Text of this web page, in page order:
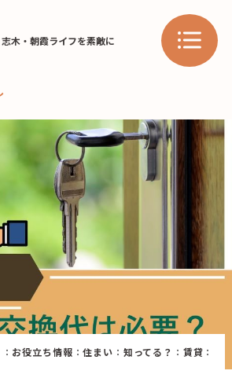
志木・朝霞ライフを素敵に
め
ト 学び・教育
HAREL
活用事例
： お役立ち情報 ：住まい ： 知ってる？ ： 賃貸 ：